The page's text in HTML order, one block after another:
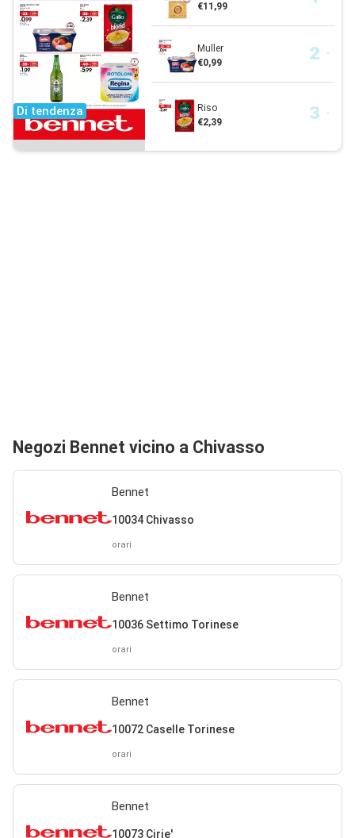
Di tendenza
€11,99
Muller
€0,99
Riso
€2,39
Negozi Bennet vicino a Chivasso
Bennet
10034 Chivasso
orari
Bennet
10036 Settimo Torinese
orari
Bennet
10072 Caselle Torinese
orari
Bennet
10073 Cirie'